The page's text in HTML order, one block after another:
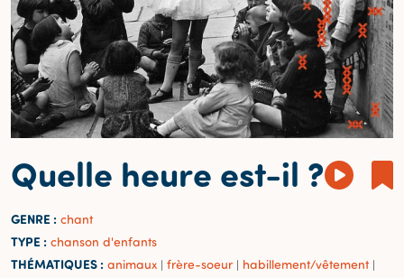
Quelle heure est-il ?
GENRE : chant
TYPE : chanson d'enfants
THÉMATIQUES : animaux | frère-soeur | habillement/vêtement |